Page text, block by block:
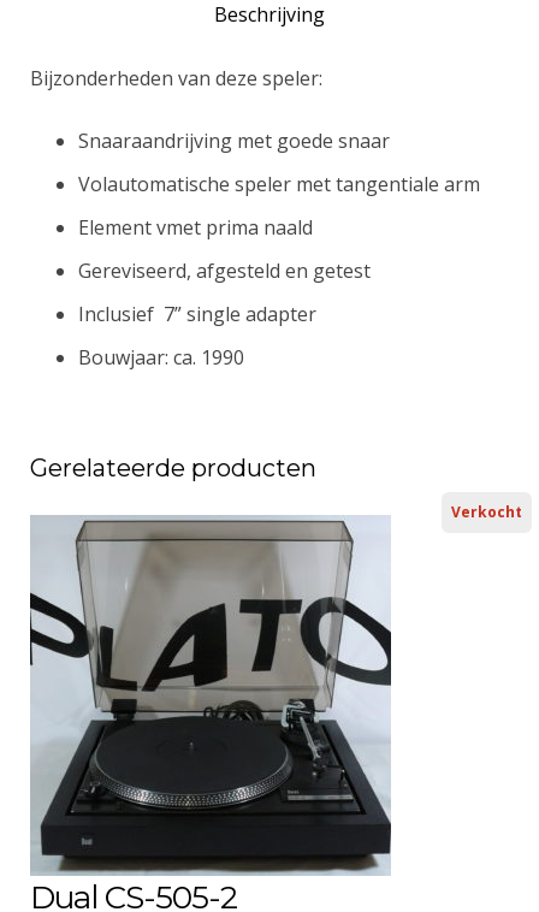
Beschrijving
Bijzonderheden van deze speler:
Snaaraandrijving met goede snaar
Volautomatische speler met tangentiale arm
Element vmet prima naald
Gereviseerd, afgesteld en getest
Inclusief 7” single adapter
Bouwjaar: ca. 1990
Gerelateerde producten
Verkocht
Dual CS-505-2